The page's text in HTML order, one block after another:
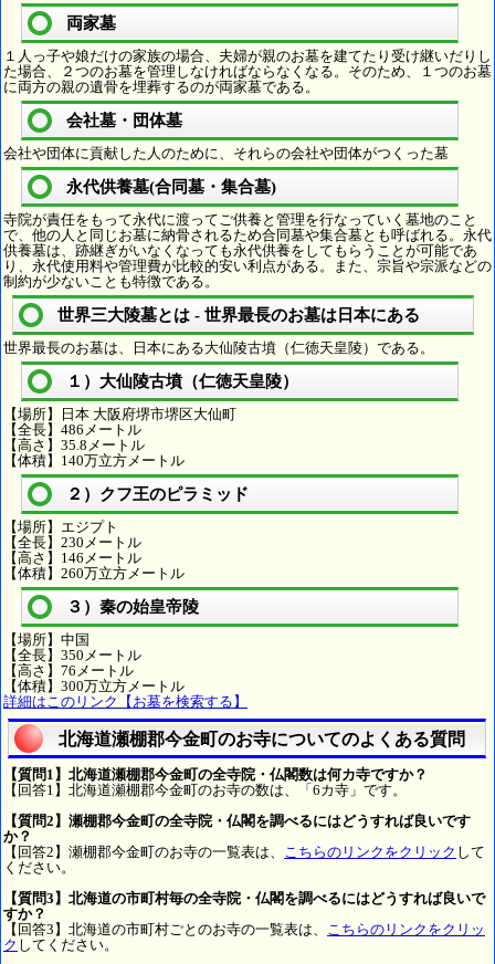
両家墓
１人っ子や娘だけの家族の場合、夫婦が親のお墓を建てたり受け継いだりし
た場合、２つのお墓を管理しなければならなくなる。そのため、１つのお墓
に両方の親の遺骨を埋葬するのが両家墓である。
会社墓・団体墓
会社や団体に貢献した人のために、それらの会社や団体がつくった墓
永代供養墓(合同墓・集合墓)
寺院が責任をもって永代に渡ってご供養と管理を行なっていく墓地のこと
で、他の人と同じお墓に納骨されるため合同墓や集合墓とも呼ばれる。永代
供養墓は、跡継ぎがいなくなっても永代供養をしてもらうことが可能であ
り、永代使用料や管理費が比較的安い利点がある。また、宗旨や宗派などの
制約が少ないことも特徴である。
世界三大陵墓とは - 世界最長のお墓は日本にある
世界最長のお墓は、日本にある大仙陵古墳（仁徳天皇陵）である。
１）大仙陵古墳（仁徳天皇陵）
【場所】日本 大阪府堺市堺区大仙町
【全長】486メートル
【高さ】35.8メートル
【体積】140万立方メートル
２）クフ王のピラミッド
【場所】エジプト
【全長】230メートル
【高さ】146メートル
【体積】260万立方メートル
３）秦の始皇帝陵
【場所】中国
【全長】350メートル
【高さ】76メートル
【体積】300万立方メートル
詳細はこのリンク【お墓を検索する】
北海道瀬棚郡今金町のお寺についてのよくある質問
【質問1】北海道瀬棚郡今金町の全寺院・仏閣数は何カ寺ですか？
【回答1】北海道瀬棚郡今金町のお寺の数は、「6カ寺」です。
【質問2】瀬棚郡今金町の全寺院・仏閣を調べるにはどうすれば良いです
か？
【回答2】瀬棚郡今金町のお寺の一覧表は、 こちらのリンクをクリック して
ください。
【質問3】北海道の市町村毎の全寺院・仏閣を調べるにはどうすれば良いで
すか？
【回答3】北海道の市町村ごとのお寺の一覧表は、 こちらのリンクをクリッ
ク してください。